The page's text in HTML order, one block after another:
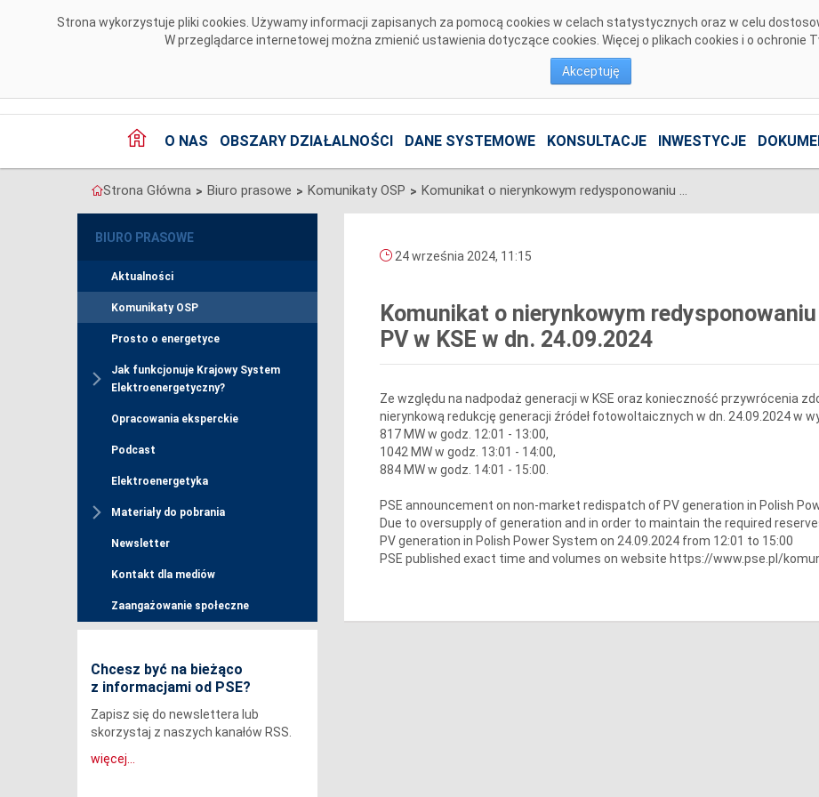
Strona wykorzystuje pliki cookies. Używamy informacji zapisanych za pomocą cookies w celach statystycznych oraz w celu
W przeglądarce internetowej można zmienić ustawienia dotyczące cookies. Więcej o plikach cookies i o ochronie
Akceptuję
O NAS OBSZARY DZIAŁALNOŚCI DANE SYSTEMOWE KONSULTACJE INWESTYCJE
Strona Główna > Biuro prasowe > Komunikaty OSP > Komunikat o nierynkowym redysponowaniu jednostek wytwórczych PV w KSE w dn. 24.09.2024
BIURO PRASOWE
Aktualności
Komunikaty OSP
Prosto o energetyce
Jak funkcjonuje Krajowy System
Elektroenergetyczny?
Opracowania eksperckie
Podcast
Elektroenergetyka
Materiały do pobrania
Newsletter
Kontakt dla mediów
Zaangażowanie społeczne
Chcesz być na bieżąco
z informacjami od PSE?
Zapisz się do newslettera lub
skorzystaj z naszych kanałów RSS.
więcej...
24 września 2024, 11:15
Komunikat o nierynkowym
PV w KSE w dn. 24.09.2024
Ze względu na nadpodaż generacji w KSE oraz konieczność przywrócenia
nierynkową redukcję generacji źródeł fotowoltaicznych w dn. 24.09.2024 w
817 MW w godz. 12:01 - 13:00,
1042 MW w godz. 13:01 - 14:00,
884 MW w godz. 14:01 - 15:00.
PSE announcement on non-market redispatch of PV generation in Polish
Due to oversupply of generation and in order to maintain the required
PV generation in Polish Power System on 24.09.2024 from 12:01 to 15:00
PSE published exact time and volumes on website https://www.pse.pl/